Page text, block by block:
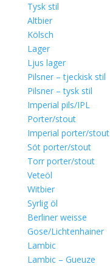
Tysk stil
Altbier
Kölsch
Lager
Ljus lager
Pilsner – tjeckisk stil
Pilsner – tysk stil
Imperial pils/IPL
Porter/stout
Imperial porter/stout
Söt porter/stout
Torr porter/stout
Veteöl
Witbier
Syrlig öl
Berliner weisse
Gose/Lichtenhainer
Lambic
Lambic – Gueuze